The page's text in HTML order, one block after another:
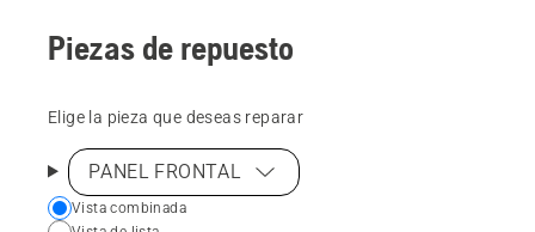
Piezas de repuesto
Elige la pieza que deseas reparar
PANEL FRONTAL
Choose
Vista combinada